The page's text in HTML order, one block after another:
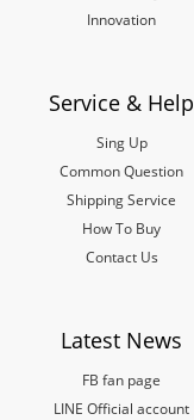
Innovation
Service & Help
Sing Up
Common Question
Shipping Service
How To Buy
Contact Us
Latest News
FB fan page
LINE Official account